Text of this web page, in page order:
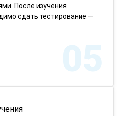
После изучения
сдать тестирование —
05